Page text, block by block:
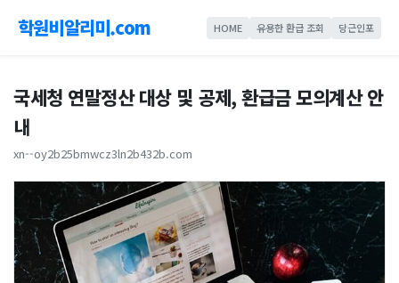
학원비알리미.com HOME 유용한 환급 조회 당근인포
국세청 연말정산 대상 및 공제, 환급금 모의계산 안
내
xn--oy2b25bmwcz3ln2b432b.com